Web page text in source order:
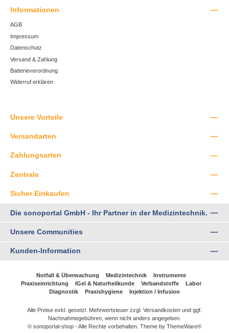
Unsere Vorteile
Zentrale
Sicher Einkaufen
Informationen
AGB
Impressum
Datenschutz
Versand & Zahlung
Batterieverordnung
Widerruf erklären
Versandarten
Zahlungsarten
Die sonoportal GmbH - Ihr Partner in der Medizintechnik.
Unsere Communities
Kunden-Information
Notfall & Überwachung Medizintechnik
Instrumente
Praxiseinrichtung
IGel & Naturheilkunde Verbandstoffe
Labor
Diagnostik
Praxishygiene Injektion / Infusion
Alle Preise exkl. gesetzl. Mehrwertsteuer zzgl. Versandkosten und ggf.
Nachnahmegebühren, wenn nicht anders angegeben.
© sonoportal-shop - Alle Rechte vorbehalten. Theme by ThemeWare®